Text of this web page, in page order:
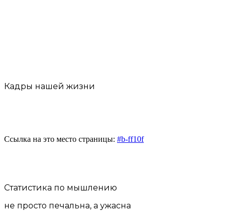
Кадры нашей жизни
Ссылка на это место страницы: #b-ff10f
Статистика по мышлению
не просто печальна, а ужасна